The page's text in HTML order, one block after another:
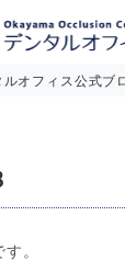
ルオフィス公式ブ
。